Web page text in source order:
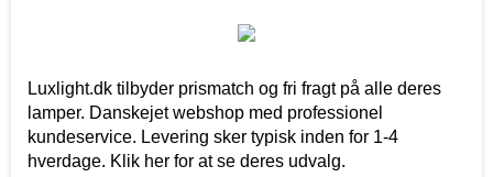
Luxlight.dk tilbyder prismatch og fri fragt på alle deres
lamper. Danskejet webshop med professionel
kundeservice. Levering sker typisk inden for 1-4
hverdage. Klik her for at se deres udvalg.